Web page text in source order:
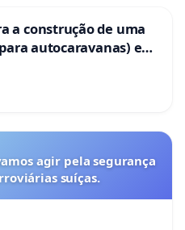
a construção de uma
autocaravanas) em
agir pela segurança
suíças.